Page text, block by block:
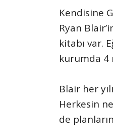
Kendisine
Ryan
kitabı var.
kurumda 4
Blair her
Herkesin
de